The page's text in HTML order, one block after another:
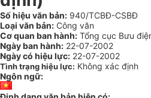
Số hiệu văn bản: 940/TCBĐ-CSBĐ
Loại văn bản: Công văn
Cơ quan ban hành: Tổng cục Bưu
Ngày ban hành: 22-07-2002
Ngày có hiệu lực: 22-07-2002
Tình trạng hiệu lực: Không xác định
Ngôn ngữ: